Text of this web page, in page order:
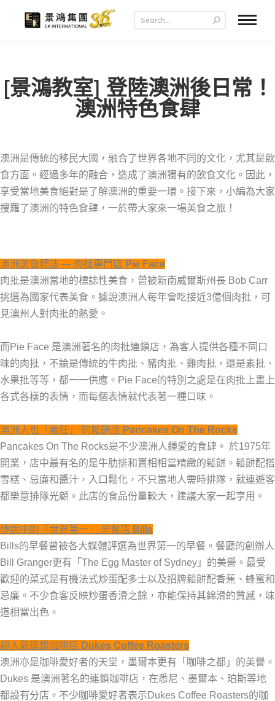
[景鴻教室] 登陸澳洲後日常！
澳洲特色食肆
澳洲是傳統的移民大國，融合了世界各地不同的文化，尤其是飲
食方面。經過多年的融合，造成了澳洲獨有的飲食文化。因此，
享受當地美食絕對是了解澳洲的重要一環。接下來，小編為大家
搜羅了澳洲的特色食肆，一於帶大家來一場美食之旅！
澳洲美食標誌 — 肉批專門店 Pie Face
肉批是澳洲當地的標誌性美食，曾被新南威爾斯州長 Bob Carr
挑選為國家代表美食。據說澳洲人每年會吃接近3億個肉批，可
見澳州人對肉批的熱愛。
而Pie Face 是澳洲著名的肉批連鎖店，為客人提供各種不同口
味的肉批，不論是傳統的牛肉批、豬肉批、雞肉批，還是素批、
水果批等等，都一一供應。Pie Face的特別之處是在肉批上畫上
各式各樣的表情，而每個表情就代表著一種口味。
澳洲人也「瘋狂」 的鬆餅店 Pancakes On The Rocks
Pancakes On The Rocks是不少澳洲人鍾愛的食肆。 於1975年
開業，店中最有名的是牛肋排和賣相相當精緻的鬆餅。鬆餅配搭
雪糕、忌廉和醬汁，入口鬆化，不只當地人需時排隊，就連遊客
都樂意排隊光顧。此店的食品份量較大，建議大家一起享用。
傳說中的「世界第一」 早餐店 Bills
Bills的早餐曾被各大媒體評選為世界第一的早餐。餐廳的創辦人
Bill Granger更有「The Egg Master of Sydney」的美譽。最受
歡迎的菜式是有機法式炒蛋配多士以及招牌鬆餅配香蕉、蜂蜜和
忌廉。不少食客反映炒蛋香滑之餘，亦能保持其綿滑的質感，味
道相當出色。
超人氣連鎖咖啡店 Dukes Coffee Roasters
澳洲亦是咖啡愛好者的天堂，墨爾本更有「咖啡之都」的美譽。
Dukes 是澳洲著名的連鎖咖啡店，在悉尼、墨爾本、珀斯等地
都設有分店。不少咖啡愛好者表示Dukes Coffee Roasters的咖